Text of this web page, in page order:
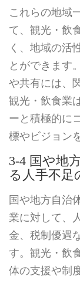
これらの地域
て、観光・飲
く、地域の活
とができます
や共有には、
観光・飲食業
ーと積極的に
標やビジョン
3-4 国や地
る人手不足
国や地方自治
業に対して、
金、税制優遇
す。観光・飲
体の支援や制